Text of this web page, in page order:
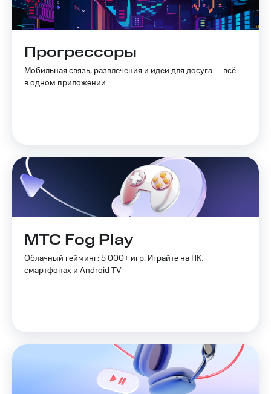
Прогрессоры
Мобильная связь, развлечения и идеи для досуга — всё
в одном приложении
МТС Fog Play
Облачный гейминг: 5 000+ игр. Играйте на ПК,
смартфонах и Android TV